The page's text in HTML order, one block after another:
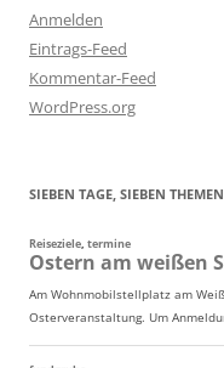
Anmelden
Eintrags-Feed
Kommentar-Feed
WordPress.org
SIEBEN TAGE, SIEBEN THEMEN